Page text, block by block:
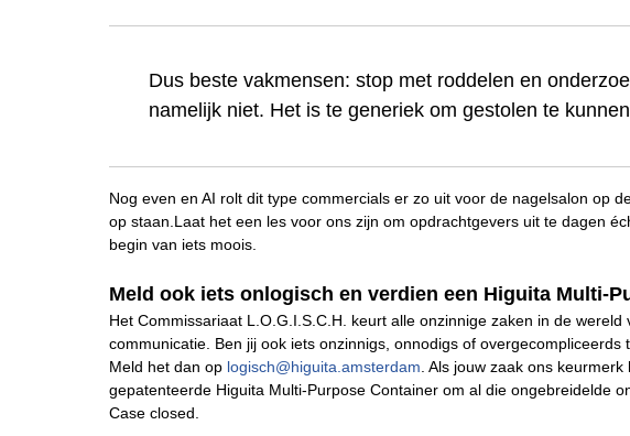
Dus beste vakmensen: stop met roddelen en
namelijk niet. Het is te generiek om gestolen te
Nog even en AI rolt dit type commercials er zo uit voor de nagelsalon op
op staan.Laat het een les voor ons zijn om opdrachtgevers uit te dagen
begin van iets moois.
Meld ook iets onlogisch en verdien een Higuita Multi-
Het Commissariaat L.O.G.I.S.C.H. keurt alle onzinnige zaken in de wereld
communicatie. Ben jij ook iets onzinnigs, onnodigs of overgecompliceerds
Meld het dan op logisch@higuita.amsterdam . Als jouw zaak ons
gepatenteerde Higuita Multi-Purpose Container om al die ongebreidelde
Case closed.